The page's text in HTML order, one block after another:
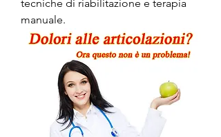
tecniche di riabilitazione e terapia
manuale.